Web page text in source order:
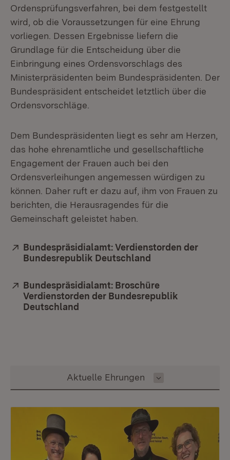
Ordensprüfungsverfahren, bei dem festgestellt
wird, ob die Voraussetzungen für eine Ehrung
vorliegen. Dessen Ergebnisse liefern die
Grundlage für die Entscheidung über die
Einbringung eines Ordensvorschlags des
Ministerpräsidenten beim Bundespräsidenten. Der
Bundespräsident entscheidet letztlich über die
Ordensvorschläge.
Dem Bundespräsidenten liegt es sehr am Herzen,
das hohe ehrenamtliche und gesellschaftliche
Engagement der Frauen auch bei den
Ordensverleihungen angemessen würdigen zu
können. Daher ruft er dazu auf, ihm von Frauen zu
berichten, die Herausragendes für die
Gemeinschaft geleistet haben.
Extern:
Bundespräsidialamt: Verdienstorden der
Bundesrepublik Deutschland
Extern:
Bundespräsidialamt: Broschüre
Verdienstorden der Bundesrepublik
Deutschland
Inhalt auswählen
Aktuelle Ehrungen